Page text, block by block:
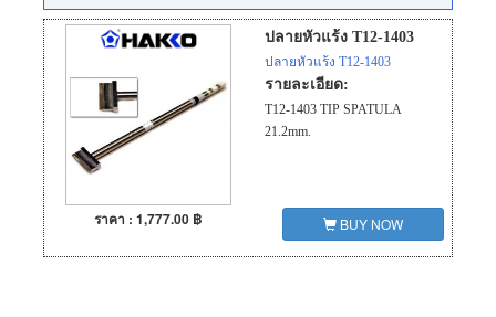
ปลายหัวแร้ง T12-1403
ปลายหัวแร้ง T12-1403
รายละเอียด:
T12-1403 TIP SPATULA
21.2mm.
ราคา : 1,777.00 ฿ BUY NOW